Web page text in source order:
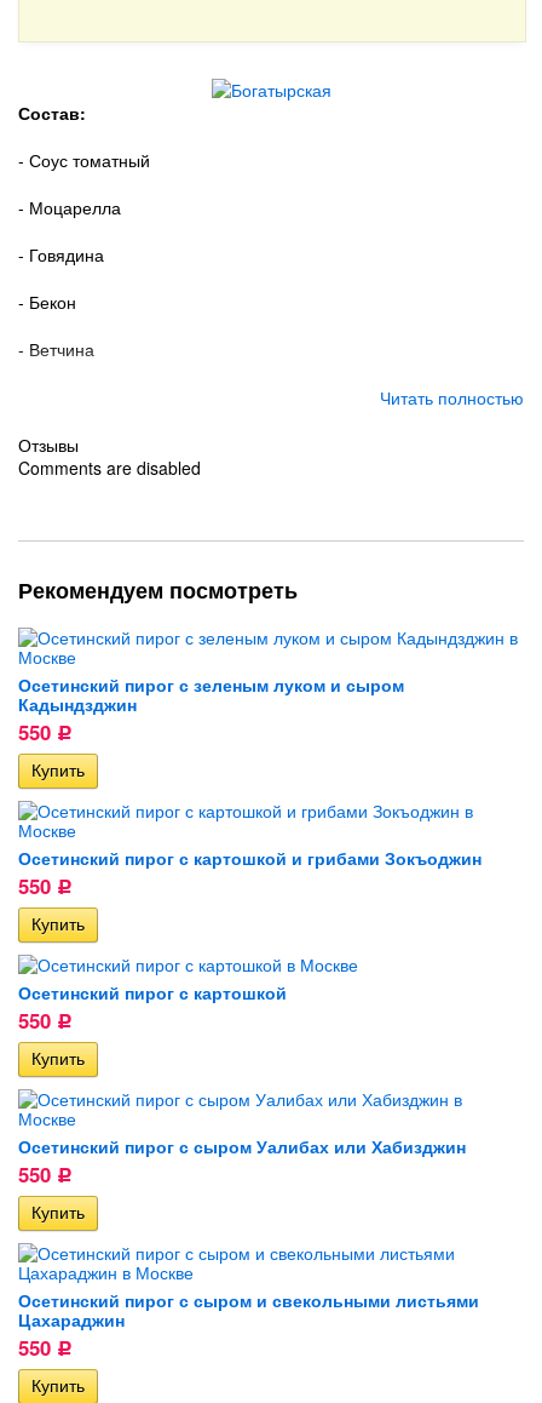
Состав:
- Соус томатный
- Моцарелла
- Говядина
- Бекон
- Ветчина
Читать полностью
Отзывы
Comments are disabled
Рекомендуем посмотреть
Осетинский пирог с зеленым луком и сыром
Кадындзджин
550 Р
Осетинский пирог с картошкой и грибами Зокъоджин
550 Р
Осетинский пирог с картошкой
550 Р
Осетинский пирог с сыром Уалибах или Хабизджин
550 Р
Осетинский пирог с сыром и свекольными листьями
Цахараджин
550 Р